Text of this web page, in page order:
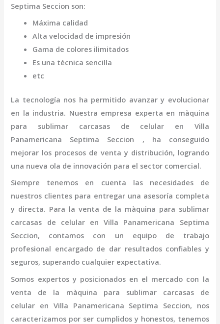
Septima Seccion son:
Máxima calidad
Alta velocidad de impresión
Gama de colores ilimitados
Es una técnica sencilla
etc
La tecnología nos ha permitido avanzar y evolucionar
en la industria. Nuestra empresa experta en màquina
para sublimar carcasas de celular en Villa
Panamericana Septima Seccion , ha conseguido
mejorar los procesos de venta y distribución, logrando
una nueva ola de innovación para el sector comercial.
Siempre tenemos en cuenta las necesidades de
nuestros clientes para entregar una asesoría completa
y directa. Para la venta de la màquina para sublimar
carcasas de celular en Villa Panamericana Septima
Seccion, contamos con un equipo de trabajo
profesional encargado de dar resultados confiables y
seguros, superando cualquier expectativa.
Somos expertos y posicionados en el mercado con la
venta de la màquina para sublimar carcasas de
celular en Villa Panamericana Septima Seccion, nos
caracterizamos por ser cumplidos y honestos, tenemos